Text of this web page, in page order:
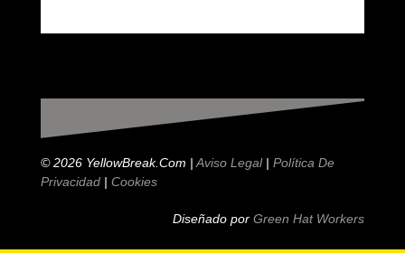
© 2026 YellowBreak.com |Aviso Legal| Política De
Privacidad| Cookies
Diseñado porGreen Hat Workers